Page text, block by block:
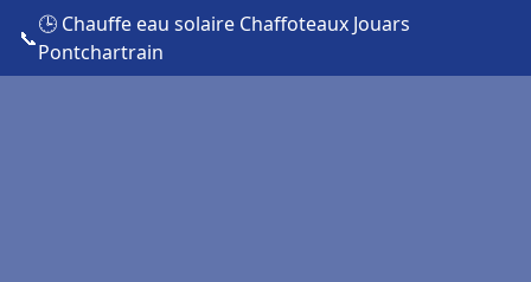
📞
🕒 Chauffe eau solaire Chaffoteaux Jouars
Pontchartrain